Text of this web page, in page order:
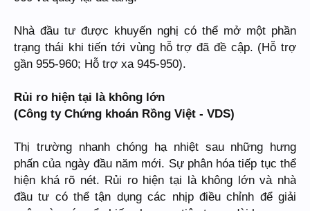
Nhà đầu tư được khuyến nghị có thể mở một phần
trạng thái khi tiến tới vùng hỗ trợ đã đề cập. (Hỗ trợ
gần 955-960; Hỗ trợ xa 945-950).
Rủi ro hiện tại là không lớn
(Công ty Chứng khoán Rồng Việt - VDS)
Thị trường nhanh chóng hạ nhiệt sau những hưng
phấn của ngày đầu năm mới. Sự phân hóa tiếp tục thể
hiện khá rõ nét. Rủi ro hiện tại là không lớn và nhà
đầu tư có thể tận dụng các nhịp điều chỉnh để giải